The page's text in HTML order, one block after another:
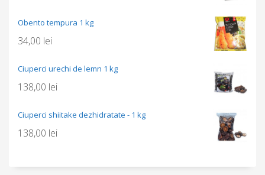
Obento tempura 1 kg
34,00 lei
Ciuperci urechi de lemn 1 kg
138,00 lei
Ciuperci shiitake dezhidratate - 1 kg
138,00 lei